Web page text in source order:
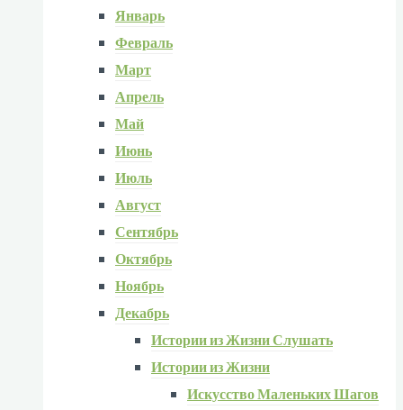
Январь
Февраль
Март
Апрель
Май
Июнь
Июль
Август
Сентябрь
Октябрь
Ноябрь
Декабрь
Истории из Жизни Слушать
Истории из Жизни
Искусство Маленьких Шагов